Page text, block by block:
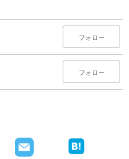
フォロー
フォロー